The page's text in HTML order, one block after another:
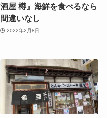
酒屋 樽』海鮮を食べるなら
間違いなし
2022年2月8日